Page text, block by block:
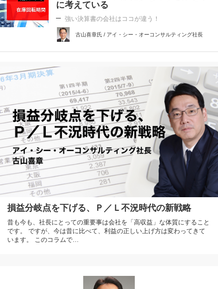
に考えている
強い決算書の会社はココが違う！
古山喜章氏 / アイ・シー・オーコンサルティング社長
損益分岐点を下げる、Ｐ／Ｌ不況時代の新戦略
昔も今も、社長にとっての重要事は会社を「高収益」な体質にすること
です。 ですが、今は昔に比べて、利益の正しい上げ方は変わってきて
います。 このコラムで…